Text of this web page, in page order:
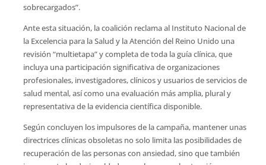
sobrecargados”.
Ante esta situación, la coalición reclama al Instituto Nacional de
la Excelencia para la Salud y la Atención del Reino Unido una
revisión “multietapa” y completa de toda la guía clínica, que
incluya una participación significativa de organizaciones
profesionales, investigadores, clínicos y usuarios de servicios de
salud mental, así como una evaluación más amplia, plural y
representativa de la evidencia científica disponible.
Según concluyen los impulsores de la campaña, mantener unas
directrices clínicas obsoletas no solo limita las posibilidades de
recuperación de las personas con ansiedad, sino que también